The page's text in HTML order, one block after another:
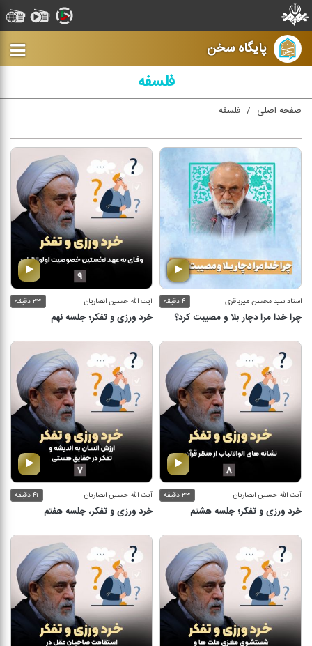
پایگاه سخن
فلسفه
صفحه اصلی فلسفه
استاد سید محسن میرباقری ۴ دقیقه
چرا خدا مرا دچار بلا و مصیبت کرد؟
آیت الله حسین انصاریان ۳۳ دقیقه
خرد ورزی و تفکر؛ جلسه نهم
آیت الله حسین انصاریان ۳۳ دقیقه
خرد ورزی و تفکر؛ جلسه هشتم
آیت الله حسین انصاریان ۴۱ دقیقه
خرد ورزی و تفکر، جلسه هفتم